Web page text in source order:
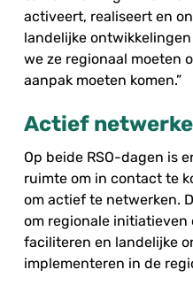
activeert, realiseert en
landelijke
we ze regionaal moeten
aanpak moeten komen.”
Actief
Op beide RSO-dagen is
ruimte om in contact te
om actief te netwerken.
om regionale initiatieven
faciliteren en landelijke
implementeren in de